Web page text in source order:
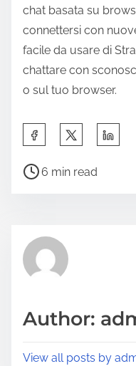
chat basata su
connettersi con
facile da usare di
chattare con
o sul tuo browser.
6 min read
Author:
View all posts by